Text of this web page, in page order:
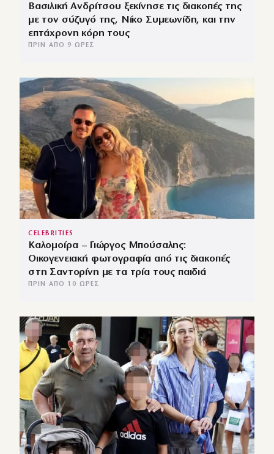
Βασιλική Ανδρίτσου ξεκίνησε τις διακοπές της
με τον σύζυγό της, Νίκο Συμεωνίδη, και την
επτάχρονη κόρη τους
ΠΡΙΝ ΑΠΌ 9 ΏΡΕΣ
CELEBRITIES
Καλομοίρα – Γιώργος Μπούσαλης:
Οικογενειακή φωτογραφία από τις διακοπές
στη Σαντορίνη με τα τρία τους παιδιά
ΠΡΙΝ ΑΠΌ 10 ΏΡΕΣ